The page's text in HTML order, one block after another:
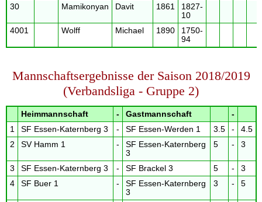
30
Mamikonyan Davit 1861
1827-
10
4001
Wolff Michael 1890
1750-
94
Mannschaftsergebnisse der Saison 2018/2019
(Verbandsliga - Gruppe 2)
Heimmannschaft - Gastmannschaft
-
1
SF Essen-Katernberg 3 - SF Essen-Werden 1 3.5 -
4.5
2
SV Hamm 1 -
SF Essen-Katernberg
3
5 - 3
3 SF Essen-Katernberg 3 - SF Brackel 3 5 -
3
4
SF Buer 1 -
SF Essen-Katernberg
3
3 - 5